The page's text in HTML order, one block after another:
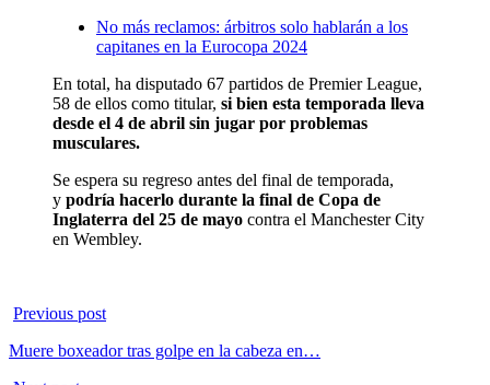
No más reclamos: árbitros solo hablarán a los
capitanes en la Eurocopa 2024
En total, ha disputado 67 partidos de Premier League,
58 de ellos como titular, si bien esta temporada lleva
desde el 4 de abril sin jugar por problemas
musculares.
Se espera su regreso antes del final de temporada,
y podría hacerlo durante la final de Copa de
Inglaterra del 25 de mayo contra el Manchester City
en Wembley.
Previous post
Muere boxeador tras golpe en la cabeza en…